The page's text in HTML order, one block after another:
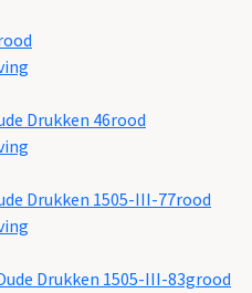
Drukken 46rood
Drukken 1505-III-77rood
Drukken 1505-III-83grood